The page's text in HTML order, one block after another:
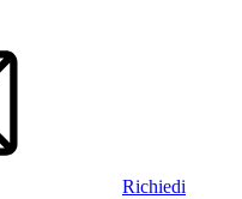
Richiedi